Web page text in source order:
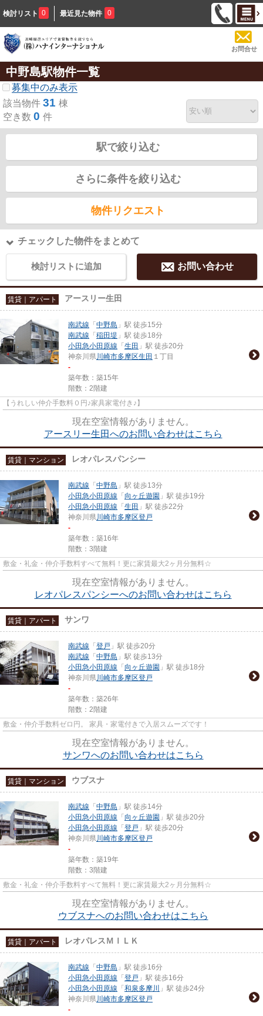
検討リスト 0 最近見た物件 0
お問合せ
中野島駅物件一覧
募集中のみ表示
該当物件 31 棟
空き数 0 件
駅で絞り込む
さらに条件を絞り込む
物件リクエスト
チェックした物件をまとめて
検討リストに追加 お問い合わせ
賃貸｜アパート アースリー生田
南武線 「 中野島 」駅 徒歩15分
南武線 「 稲田堤 」駅 徒歩18分
小田急小田原線 「 生田 」駅 徒歩20分
神奈川県川崎市多摩区生田 １丁目
-
築年数：築15年
階数：2階建
【うれしい仲介手数料０円♪家具家電付き♪】
現在空室情報がありません。
アースリー生田へのお問い合わせはこちら
賃貸｜マンション レオパレスパンシー
南武線 「 中野島 」駅 徒歩13分
小田急小田原線 「 向ヶ丘遊園 」駅 徒歩19分
小田急小田原線 「 生田 」駅 徒歩22分
神奈川県川崎市多摩区登戸
-
築年数：築16年
階数：3階建
敷金・礼金・仲介手数料すべて無料！更に家賃最大2ヶ月分無料☆
現在空室情報がありません。
レオパレスパンシーへのお問い合わせはこちら
賃貸｜アパート サンワ
南武線 「 登戸 」駅 徒歩20分
南武線 「 中野島 」駅 徒歩13分
小田急小田原線 「 向ヶ丘遊園 」駅 徒歩18分
神奈川県川崎市多摩区登戸
-
築年数：築26年
階数：2階建
敷金・仲介手数料ゼロ円。 家具・家電付きで入居スムーズです！
現在空室情報がありません。
サンワへのお問い合わせはこちら
賃貸｜マンション ウブスナ
南武線 「 中野島 」駅 徒歩14分
小田急小田原線 「 向ヶ丘遊園 」駅 徒歩20分
小田急小田原線 「 登戸 」駅 徒歩20分
神奈川県川崎市多摩区登戸
-
築年数：築19年
階数：3階建
敷金・礼金・仲介手数料すべて無料！更に家賃最大2ヶ月分無料☆
現在空室情報がありません。
ウブスナへのお問い合わせはこちら
賃貸｜アパート レオパレスＭＩＬＫ
南武線 「 中野島 」駅 徒歩16分
小田急小田原線 「 登戸 」駅 徒歩16分
小田急小田原線 「 和泉多摩川
」駅 徒歩24分
神奈川県川崎市多摩区登戸
-